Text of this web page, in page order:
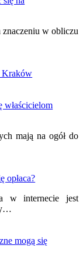
znaczeniu w obliczu
Kraków
właścicielom
mają na ogół do
opłaca?
w internecie jest
mogą się